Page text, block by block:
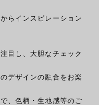
らインスピレーション
目し、大胆なチェック
デザインの融合をお楽
、色柄・生地感等のご